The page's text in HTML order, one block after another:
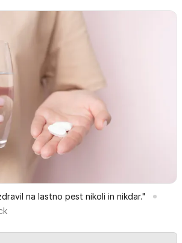
na lastno pest nikoli in nikdar."